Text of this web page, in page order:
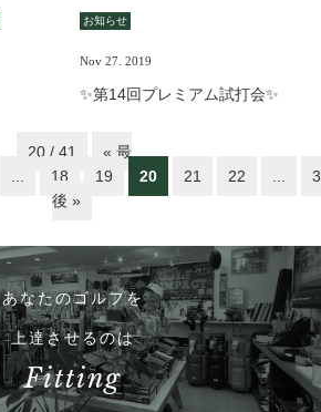
お知らせ
Nov 27. 2019
✨第14回プレミアム試打会✨
20 / 41
« 最
18 19 20 21 22
後 »
あなたのゴルフを
上達させるのは
Fitting